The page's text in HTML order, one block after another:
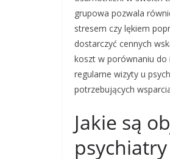
grupowa pozwala
stresem czy lękiem
dostarczyć cennych
koszt w porównaniu do
regularne wizyty u
potrzebujących
Jakie są